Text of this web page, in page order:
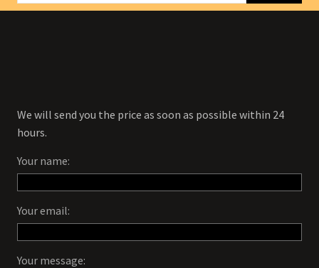
We will send you the price as soon as possible within 24
hours.
Your name:
Your email:
Your message: